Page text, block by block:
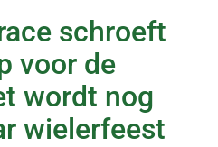
schroeft
voor de
wordt nog
wielerfeest